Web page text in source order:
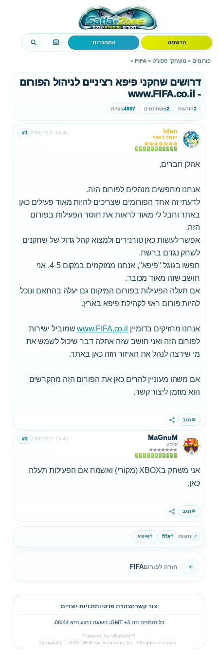
הרשמה התחברות
פורומים > משחקי ספורט >
FIFA
>
דרושים שחקני פיפא רציניים לניהול הפורום
- www.FIFA.co.il
2הודעות 2משתתפים 4857צפיות
Idan
מנהל ראשי
19/07/12 14:45
#1
אהלן חברים,
אנחנו מחפשים מנהלים לפורום הזה.
לדעתי זה אחד הפורומים שצריכים להיות מאוד פעילים כאן
באתר וחבל לי מאוד לראות את חוסר הפעילות בפורום
הזה.
אפשר לעשות כאן טורנירים ולמצוא קהל גדול של שחקנים
לשחק נגדם ברשת.
חפשו בגוגל "פיפא", אנחנו ממוקמים במקום 4-5. אני
חושב שזה מאוד מכובד.
אם תעלה הפעילות בפורום המיקום גם יעלה בהתאם ונוכל
להיות פורום ראוי לקהילת פיפא בארץ.
אנחנו מחזיקים בדומיין www.FIFA.co.ilשמוביל ישירות
לפורום הזה ואני חושב שזה אחלה דבר שיכול לשמש את
מי שירצה לנהל את האיזור הזה כאן באתר.
אם משהו מעוניין להרים כאן את הפורום הזה מהקרשים
הוא מוזמן ליצור קשר.
הגב שתף
MaGnuM
עתיק
19/07/12 15:41
#2
אני משחק בXBOX (מקורי) ואשמח אם הפעילות תעלה
כאן.
הגב שתף
# תגיות #
fifa
#פיפא
חזרה לפורוםFIFA
צור קשרהצהרת פרטיותזכויות יוצרים
כל הזמנים הם GMT +3. השעה כרגע היא 08:44
.
Powered by vBulletin™
Copyright © 2026 vBulletin Solutions, Inc. All rights reserved.